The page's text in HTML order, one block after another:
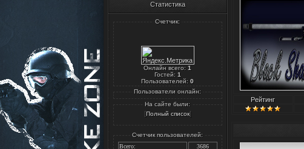
Статистика
Счетчик:
Онлайн всего: 1
Гостей: 1
Пользователей: 0
Пользователи онлайн:
На сайте были:
[Полный список]
Счетчик пользователей:
Всего:
3686
Рейтинг